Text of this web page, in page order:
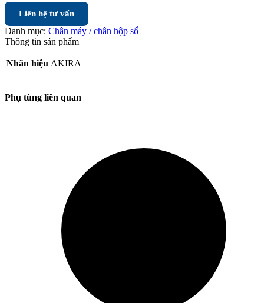
Liên hệ tư vấn
Danh mục: Chân máy / chân hộp số
Thông tin sản phẩm
Nhãn hiệu AKIRA
Phụ tùng liên quan